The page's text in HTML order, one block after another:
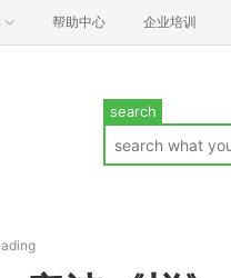
帮助中心 企业培训
search